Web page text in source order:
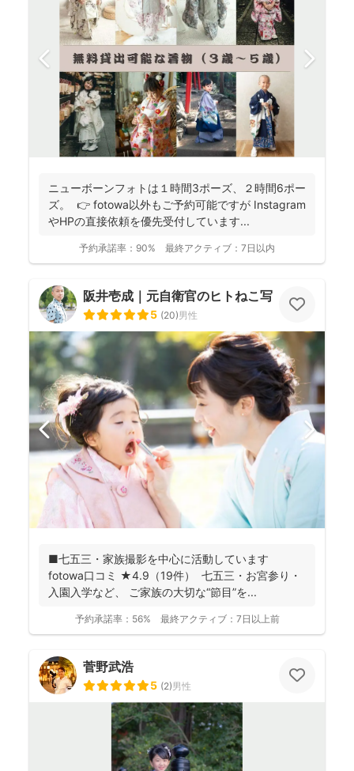
ニューボーンフォトは１時間3ポーズ、２時間6ポー
ズ。 👉 fotowa以外もご予約可能ですが Instagram
やHPの直接依頼を優先受付しています...
予約承諾率： 90% 最終アクティブ： 7日以内
阪井壱成｜元自衛官のヒトねこ写真家
5 (20)男性
■七五三・家族撮影を中心に活動しています
fotowa口コミ ★4.9（19件） 七五三・お宮参り・
入園入学など、 ご家族の大切な“節目”を...
予約承諾率： 56% 最終アクティブ： 7日以上前
菅野武浩
5 (2)男性